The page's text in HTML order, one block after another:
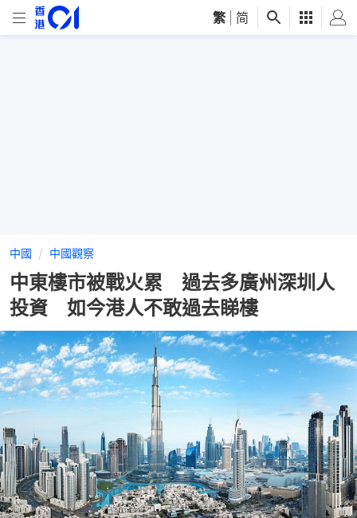
繁 简
中國 中國觀察
中東樓市被戰火累 過去多廣州深圳人
投資 如今港人不敢過去睇樓